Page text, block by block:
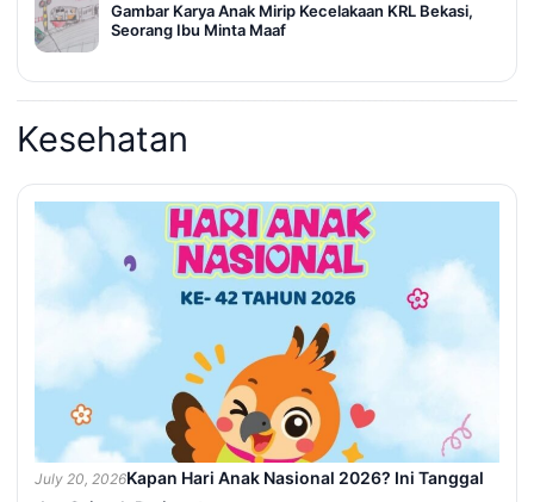
Gambar Karya Anak Mirip Kecelakaan KRL Bekasi,
Seorang Ibu Minta Maaf
Kesehatan
July 20, 2026Kapan Hari Anak Nasional 2026? Ini Tanggal